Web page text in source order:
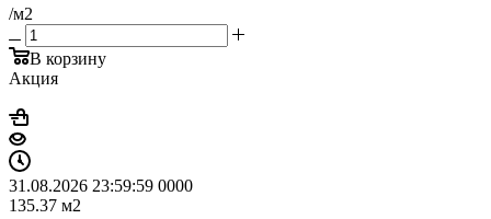
/м2
В корзину
Акция
31.08.2026 23:59:59 0000
135.37 м2